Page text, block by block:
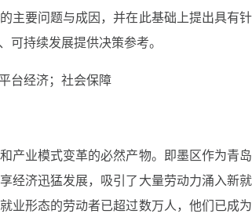
主要问题与成因，并在此基础上提出具有
可持续发展提供决策参考。
台经济；社会保障
产业模式变革的必然产物。即墨区作为青
经济迅猛发展，吸引了大量劳动力涌入新
业形态的劳动者已超过数万人，他们已成